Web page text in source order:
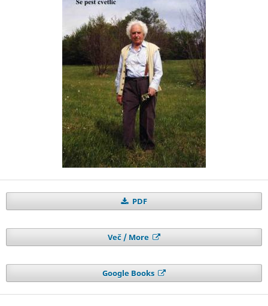
PDF
Več / More
Google Books